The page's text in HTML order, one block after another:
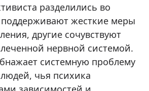
разделились во
жесткие меры
другие сочувствуют
нервной системой.
системную проблему
чья психика